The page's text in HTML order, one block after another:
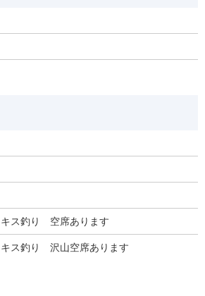
ス釣り 空席あります
ス釣り 沢山空席あります